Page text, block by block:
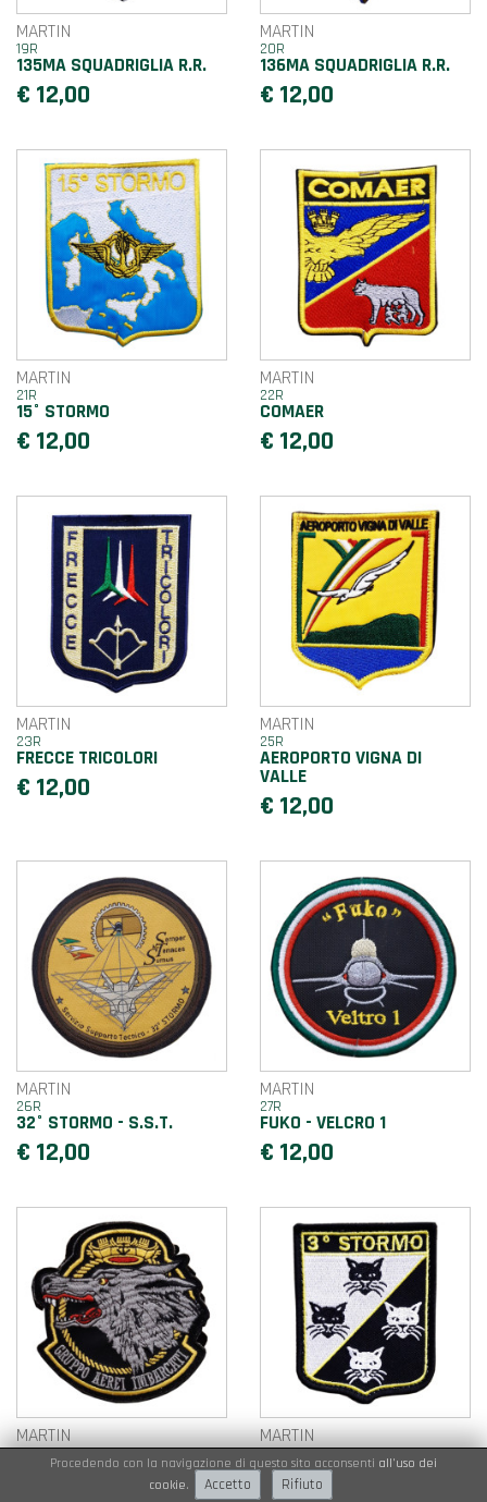
MARTIN
19R
135MA SQUADRIGLIA R.R.
€ 12,00
MARTIN
20R
136MA SQUADRIGLIA R.R.
€ 12,00
MARTIN
21R
15° STORMO
€ 12,00
MARTIN
22R
COMAER
€ 12,00
MARTIN
23R
FRECCE TRICOLORI
€ 12,00
MARTIN
25R
AEROPORTO VIGNA DI
VALLE
€ 12,00
MARTIN
26R
32° STORMO - S.S.T.
€ 12,00
MARTIN
27R
FUKO - VELCRO 1
€ 12,00
MARTIN
28R
GRUPPO AEREI IMBARCATI
MARTIN
31R
3° STORMO
Procedendo con la navigazione di questo sito acconsenti all'uso dei
cookie. Accetto Rifiuto